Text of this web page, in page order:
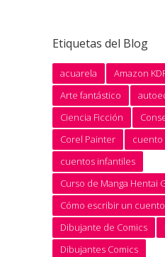
Etiquetas del Blog
acuarela Amazon
Arte fantástico
Ciencia Ficción
Corel Painter
cuento
cuentos infantiles
Curso de Manga Hentai
Cómo escribir un
Dibujante de Comics
Dibujantes Comics